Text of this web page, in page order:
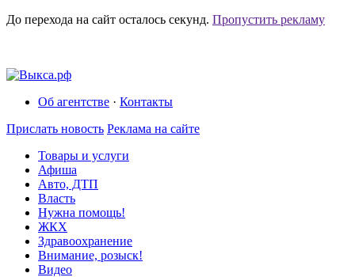
До перехода на сайт осталось секунд. Пропустить рекламу
Об агентстве · Контакты
Прислать новость Реклама на сайте
Товары и услуги
Афиша
Авто, ДТП
Власть
Нужна помощь!
ЖКХ
Здравоохранение
Внимание, розыск!
Видео